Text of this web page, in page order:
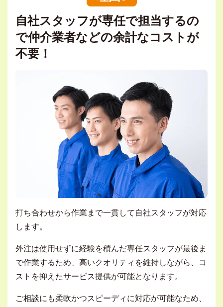
自社スタッフが専任で担当するの
で仲介業者などの余計なコストが
不要！
打ち合わせから作業まで一貫して自社スタッフが対応
します。
外注は使用せずに経験を積んだ専任スタッフが最後ま
で作業するため、高いクオリティを維持しながら、コ
ストを抑えたサービス提供が可能となります。
ご相談にも柔軟かつスピーディに対応が可能なため、